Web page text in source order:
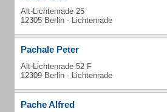
Alt-Lichtenrade 25
12305 Berlin - Lichtenrade
Pachale Peter
Alt-Lichtenrade 52 F
12309 Berlin - Lichtenrade
Pache Alfred